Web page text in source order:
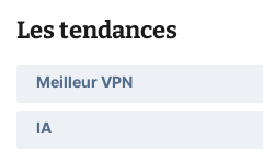
Les tendances
Meilleur VPN
IA